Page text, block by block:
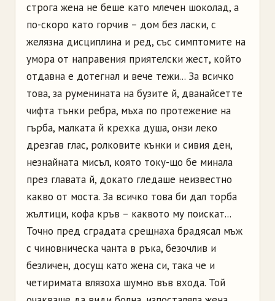
строга жена не беше като млечен шоколад, а
по-скоро като горчив – дом без ласки, с
желязна дисциплина и ред, със симптомите на
умора от направения приятелски жест, който
отдавна е дотегнал и вече тежи... За всичко
това, за руменината на бузите й, дванайсетте
чифта тънки ребра, мъха по протежение на
гърба, малката й крехка душа, онзи леко
дрезгав глас, ролковите кънки и сивия ден,
незнайната мисъл, която току-що бе минала
през главата й, докато гледаше неизвестно
какво от моста. За всичко това би дал торба
жълтици, кофа кръв – каквото му поискат...
Точно пред сградата срещнаха брадясал мъж
с чиновническа чанта в ръка, безочлив и
безличен, досущ като жена си, така че и
четиримата влязоха шумно във входа. Той